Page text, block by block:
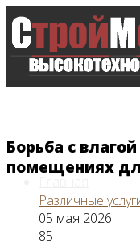
Главная
Борьба с
помещениях
Различные
05 мая 2026
85